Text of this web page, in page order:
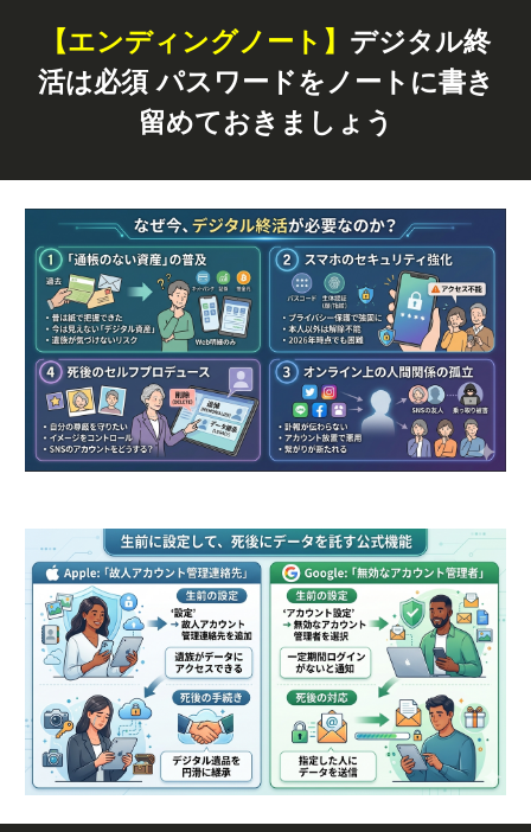
【エンディングノート】 デジタル終
活は必須 パスワードをノートに書き
留めておきましょう